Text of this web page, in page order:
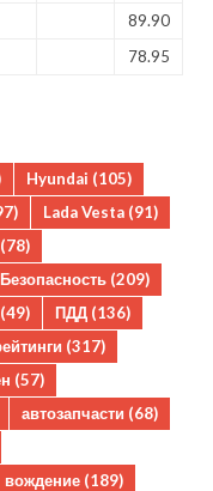
89.90
78.95
Hyundai (105)
Lada Vesta (91)
(78)
Безопасность (209)
(49) ПДД (136)
(317)
(57)
автозапчасти (68)
вождение (189)